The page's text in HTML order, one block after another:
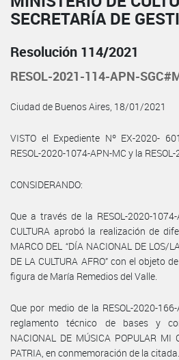
SECRETARÍA DE
Resolución 114/2021
RESOL-2021-114-APN-
Ciudad de Buenos Aires, 18/01/2021
VISTO el Expediente Nº EX-2020-
RESOL-2020-1074-APN-MC y la
CONSIDERANDO:
Que a través de la RESOL-2020-
CULTURA aprobó la realización de
MARCO DEL “DÍA NACIONAL DE LOS/
DE LA CULTURA AFRO” con el objeto
figura de María Remedios del Valle.
Que por medio de la RESOL-2020-
reglamento técnico de bases y
NACIONAL DE MÚSICA POPULAR MI
PATRIA, en conmemoración de la citada.